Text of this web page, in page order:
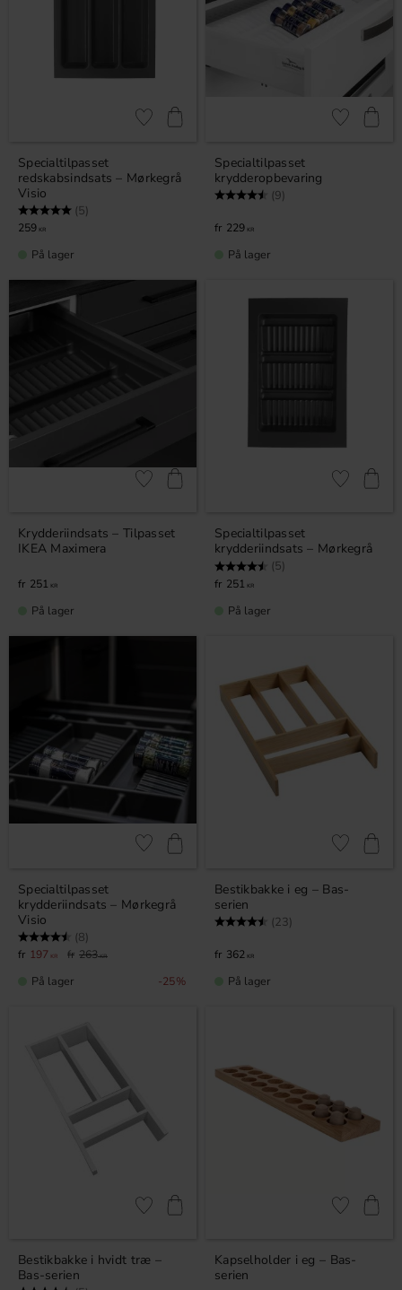
Specialtilpasset
redskabsindsats – Mørkegrå
Visio
Vurdering: (5)
259 KR
Gem som favorit
På lager
Specialtilpasset
krydderopbevaring
Vurdering: (9)
229 KR
Gem som
På lager
Krydderiindsats – Tilpasset
IKEA Maximera
251 KR
Gem som favorit
På lager
Specialtilpasset
krydderiindsats – Mørkegrå
Vurdering: (5)
251 KR
Gem som
På lager
Specialtilpasset
krydderiindsats – Mørkegrå
Visio
Vurdering: (8)
197 KR 263KR
25%
Gem som favorit
På lager
Bestikbakke i eg – Bas-
serien
Vurdering: (23)
362 KR
Gem som
På lager
Bestikbakke i hvidt træ –
Bas-serien
Gem som favorit
Kapselholder i eg – Bas-
serien
Gem som